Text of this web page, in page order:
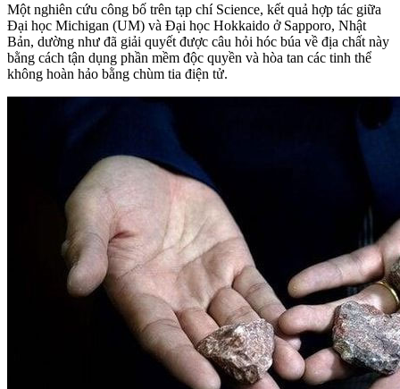
Một nghiên cứu công bố trên tạp chí Science, kết quả hợp tác giữa
Đại học Michigan (UM) và Đại học Hokkaido ở Sapporo, Nhật
Bản, dường như đã giải quyết được câu hỏi hóc búa về địa chất này
bằng cách tận dụng phần mềm độc quyền và hòa tan các tinh thể
không hoàn hảo bằng chùm tia điện tử.